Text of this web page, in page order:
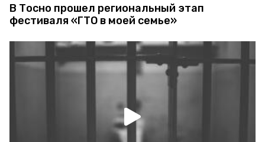
В Тосно прошел региональный этап
фестиваля «ГТО в моей семье»